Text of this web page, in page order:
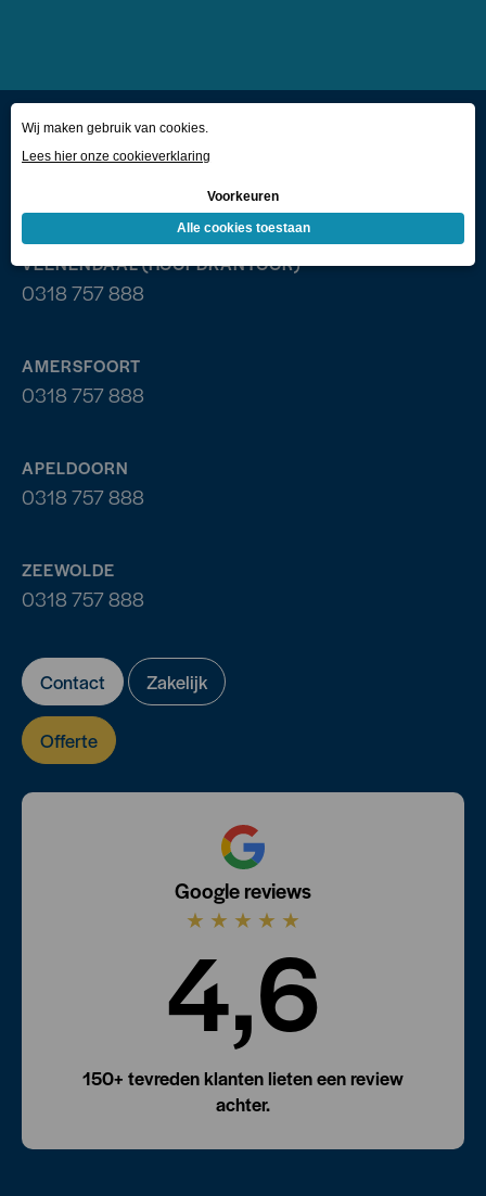
VEENENDAAL (HOOFDKANTOOR)
0318 757 888
AMERSFOORT
0318 757 888
APELDOORN
0318 757 888
ZEEWOLDE
0318 757 888
Contact Zakelijk
Offerte
Google reviews
★ ★ ★ ★ ★
4,6
150+ tevreden klanten lieten een review
achter.